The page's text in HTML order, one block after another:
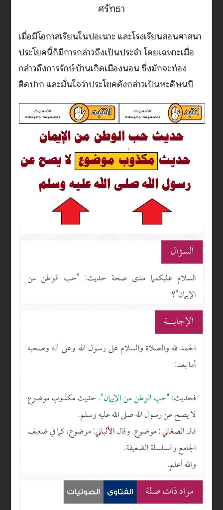
ศรัทธา
เมื่อมีโอกาสเรียนในปอเนาะ และโรงเรียนสอนศาสนา
ประโยคนี้ก็มีการกล่าวถึงเป็นประจำ โดยเฉพาะเมื่อ
กล่าวถึงการรักษ์บ้านเกิดเมืองนอน ซึ่งมักจะท่อง
ติดปาก และมั่นใจว่าประโยคดังกล่าวเป็นหะดีษนบี